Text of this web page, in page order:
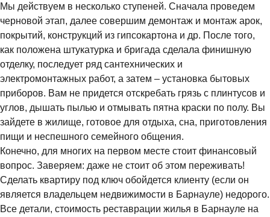
Мы действуем в несколько ступеней. Сначала проведем
черновой этап, далее совершим демонтаж и монтаж арок,
покрытий, конструкций из гипсокартона и др. После того,
как положена штукатурка и бригада сделала финишную
отделку, последует ряд сантехнических и
электромонтажных работ, а затем – установка бытовых
приборов. Вам не придется отскребать грязь с плинтусов и
углов, дышать пылью и отмывать пятна краски по полу. Вы
зайдете в жилище, готовое для отдыха, сна, приготовления
пищи и неспешного семейного общения.
Конечно, для многих на первом месте стоит финансовый
вопрос. Заверяем: даже не стоит об этом переживать!
Сделать квартиру под ключ обойдется клиенту (если он
является владельцем недвижимости в Барнауле) недорого.
Все детали, стоимость реставрации жилья в Барнауле на